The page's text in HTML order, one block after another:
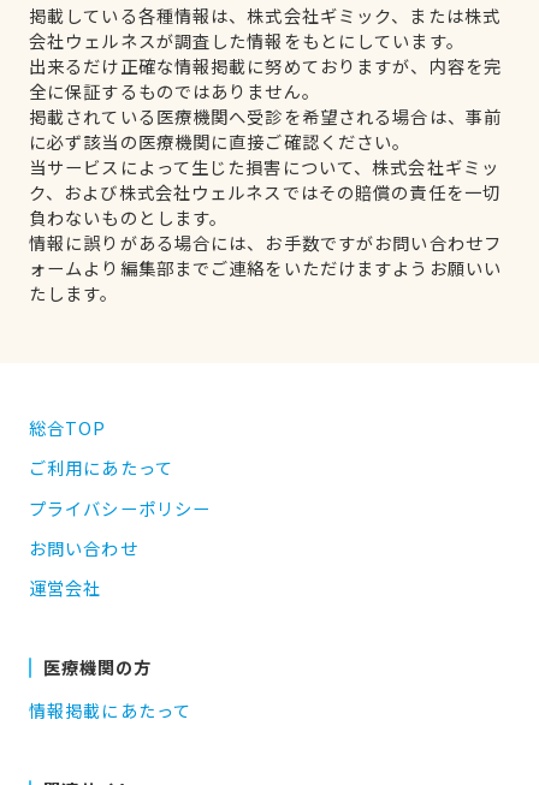
掲載している各種情報は、株式会社ギミック、または株式
会社ウェルネスが調査した情報をもとにしています。
出来るだけ正確な情報掲載に努めておりますが、内容を完
全に保証するものではありません。
掲載されている医療機関へ受診を希望される場合は、事前
に必ず該当の医療機関に直接ご確認ください。
当サービスによって生じた損害について、株式会社ギミッ
ク、および株式会社ウェルネスではその賠償の責任を一切
負わないものとします。
情報に誤りがある場合には、お手数ですがお問い合わせフ
ォームより編集部までご連絡をいただけますようお願いい
たします。
総合TOP
ご利用にあたって
プライバシーポリシー
お問い合わせ
運営会社
医療機関の方
情報掲載にあたって